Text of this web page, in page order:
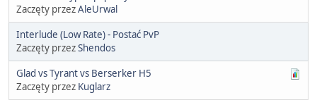
Zaczęty przezAleUrwal
Interlude (Low Rate) - Postać PvP
Zaczęty przezShendos
Glad vs Tyrant vs Berserker H5
Zaczęty przez Kuglarz